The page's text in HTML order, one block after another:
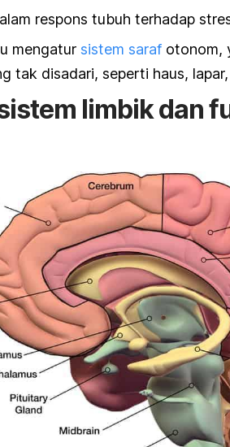
respons tubuh terhadap
mengatur sistem saraf otonom,
tak disadari, seperti haus,
limbik dan